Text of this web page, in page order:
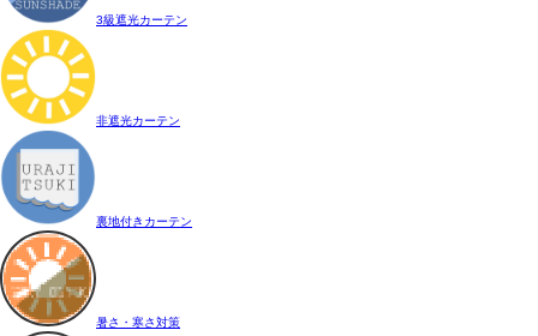
3級遮光カーテン
非遮光カーテン
裏地付きカーテン
暑さ・寒さ対策